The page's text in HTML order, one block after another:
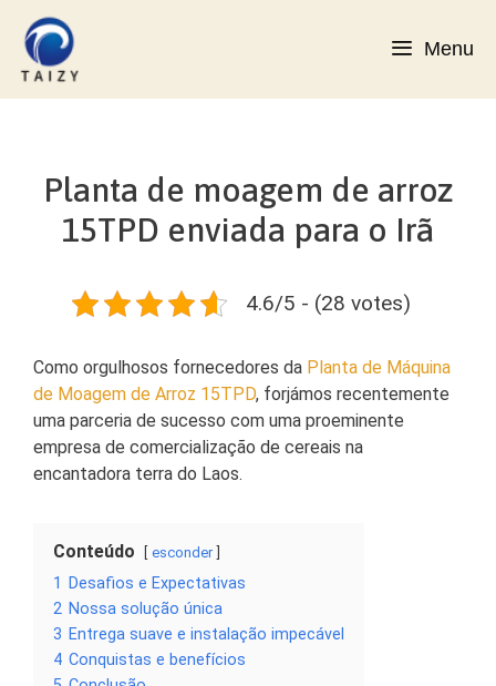
Saltar
para
Menu
Planta de moagem de arroz
15TPD enviada para o Irã
4.6/5 - (28 votes)
Como orgulhosos fornecedores da Planta de Máquina
de Moagem de Arroz 15TPD, forjámos recentemente
uma parceria de sucesso com uma proeminente
empresa de comercialização de cereais na
encantadora terra do Laos.
Conteúdo esconder
1
Desafios e Expectativas
2 Nossa solução única
3 Entrega suave e instalação impecável
4 Conquistas e benefícios